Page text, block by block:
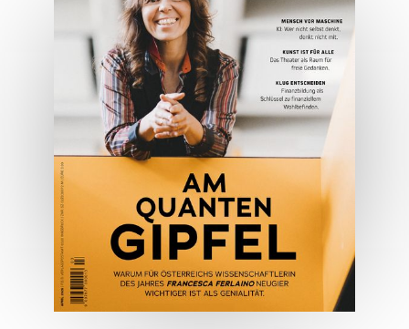
Lifestyle Mai 2026
JETZT BESTELLEN
ONLINE LESEN